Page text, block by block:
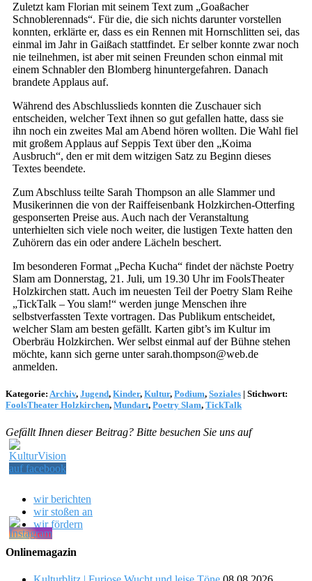
Zuletzt kam Florian mit seinem Text zum „Goaßacher
Schnoblerennads“. Für die, die sich nichts darunter vorstellen
konnten, erklärte er, dass es ein Rennen mit Hornschlitten sei, das
einmal im Jahr in Gaißach stattfindet. Er selber konnte zwar noch
nie teilnehmen, ist aber mit seinen Freunden schon einmal mit
einem Schnabler den Blomberg hinuntergefahren. Danach
brandete Applaus auf.
Während des Abschlusslieds konnten die Zuschauer sich
entscheiden, welcher Text ihnen so gut gefallen hatte, dass sie
ihn noch ein zweites Mal am Abend hören wollten. Die Wahl fiel
mit großem Applaus auf Seppis Text über den „Koima
Ausbruch“, den er mit dem witzigen Satz zu Beginn dieses
Textes beendete.
Zum Abschluss teilte Sarah Thompson an alle Slammer und
Musikerinnen die von der Raiffeisenbank Holzkirchen-Otterfing
gesponserten Preise aus. Auch nach der Veranstaltung
unterhielten sich viele noch weiter, die lustigen Texte hatten den
Zuhörern das ein oder andere Lächeln beschert.
Im besonderen Format „Pecha Kucha“ findet der nächste Poetry
Slam am Donnerstag, 21. Juli, um 19.30 Uhr im FoolsTheater
Holzkirchen statt. Auch im neuesten Teil der Poetry Slam Reihe
„TickTalk – You slam!“ werden junge Menschen ihre
selbstverfassten Texte vortragen. Das Publikum entscheidet,
welcher Slam am besten gefällt. Karten gibt’s im Kultur im
Oberbräu Holzkirchen. Wer selbst einmal auf der Bühne stehen
möchte, kann sich gerne unter sarah.thompson@web.de
anmelden.
Kategorie: Archiv, Jugend, Kinder, Kultur, Podium, Soziales | Stichwort:
FoolsTheater Holzkirchen, Mundart, Poetry Slam, TickTalk
Gefällt Ihnen dieser Beitrag? Bitte besuchen Sie uns auf
wir berichten
wir stoßen an
wir fördern
Onlinemagazin